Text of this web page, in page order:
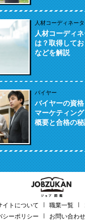
人材コーディネータ
人材コーディ
は？取得して
などを解説
バイヤー
バイヤーの資
マーケティン
概要と合格の
イトについて 職業一覧
シーポリシー お問い合わせ